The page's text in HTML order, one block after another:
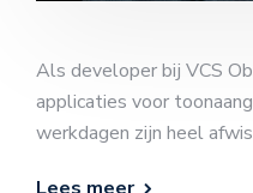
Als developer bij VCS
applicaties voor
werkdagen zijn heel